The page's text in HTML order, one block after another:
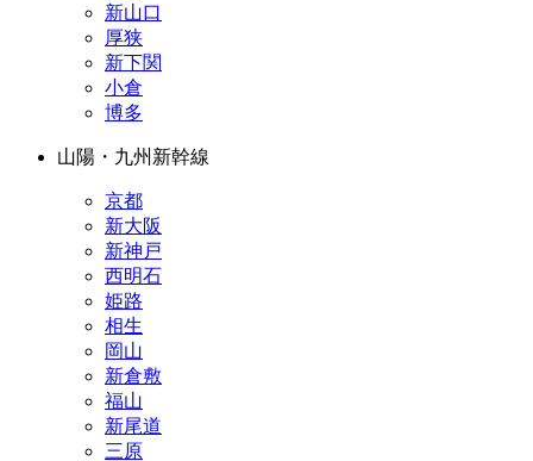
新山口
厚狭
新下関
小倉
博多
山陽・九州新幹線
京都
新大阪
新神戸
西明石
姫路
相生
岡山
新倉敷
福山
新尾道
三原